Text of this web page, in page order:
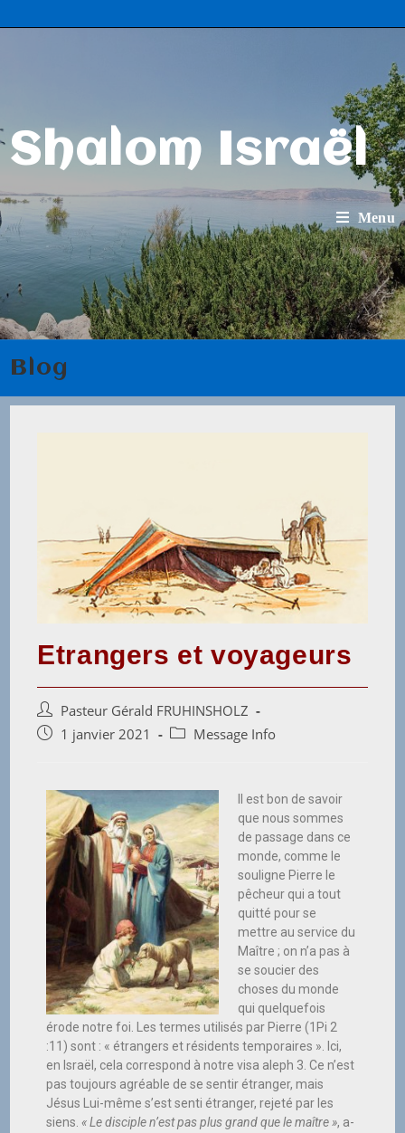
Shalom Israël
Menu
Blog
Etrangers et voyageurs
Pasteur Gérald FRUHINSHOLZ
1 janvier 2021
Message Info
Il est bon de savoir
que nous sommes
de passage dans ce
monde, comme le
souligne Pierre le
pêcheur qui a tout
quitté pour se
mettre au service du
Maître ; on n’a pas à
se soucier des
choses du monde
qui quelquefois
érode notre foi. Les termes utilisés par Pierre (1Pi 2
:11) sont : « étrangers et résidents temporaires ». Ici,
en Israël, cela correspond à notre visa aleph 3. Ce n’est
pas toujours agréable de se sentir étranger, mais
Jésus Lui-même s’est senti étranger, rejeté par les
siens. « Le disciple n’est pas plus grand que le maître », a-